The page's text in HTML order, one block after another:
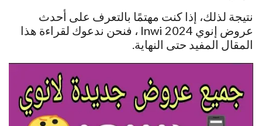
نتيجة لذلك، إذا كنت مهتمًا بالتعرف على أحدث
عروض إنوي Inwi 2024 ، فنحن ندعوك لقراءة هذا
المقال المفيد حتى النهاية.